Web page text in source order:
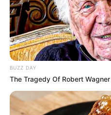
BUZZ DAY
The Tragedy Of Robert